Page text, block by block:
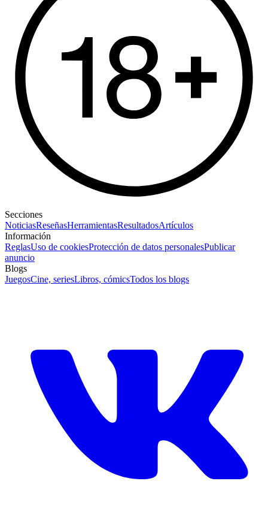
Secciones
NoticiasReseñasHerramientasResultadosArtículos
Información
ReglasUso de cookiesProtección de datos personalesPublicar
anuncio
Blogs
JuegosCine, seriesLibros, cómicsTodos los blogs